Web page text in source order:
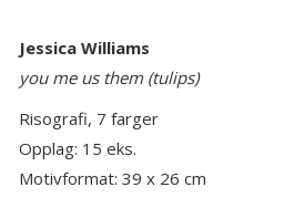
Jessica Williams
you me us them (tulips)
Risografi, 7 farger
Opplag: 15 eks.
Motivformat: 39 x 26 cm